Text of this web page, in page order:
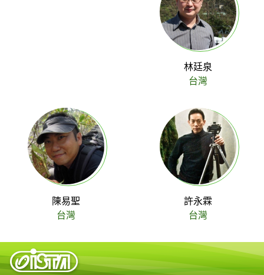
林廷泉
台灣
陳易聖
台灣
許永霖
台灣